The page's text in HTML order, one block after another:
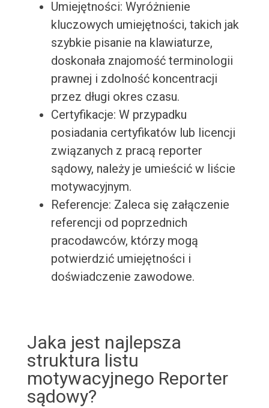
Umiejętności: Wyróżnienie
kluczowych umiejętności, takich jak
szybkie pisanie na klawiaturze,
doskonała znajomość terminologii
prawnej i zdolność koncentracji
przez długi okres czasu.
Certyfikacje: W przypadku
posiadania certyfikatów lub licencji
związanych z pracą reporter
sądowy, należy je umieścić w liście
motywacyjnym.
Referencje: Zaleca się załączenie
referencji od poprzednich
pracodawców, którzy mogą
potwierdzić umiejętności i
doświadczenie zawodowe.
Jaka jest najlepsza
struktura listu
motywacyjnego Reporter
sądowy?